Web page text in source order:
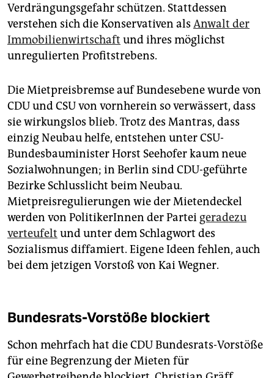
Verdrängungsgefahr schützen. Stattdessen
verstehen sich die Konservativen als Anwalt der
Immobilienwirtschaft und ihres möglichst
unregulierten Profitstrebens.
Die Mietpreisbremse auf Bundesebene wurde von
CDU und CSU von vornherein so verwässert, dass
sie wirkungslos blieb. Trotz des Mantras, dass
einzig Neubau helfe, entstehen unter CSU-
Bundesbauminister Horst Seehofer kaum neue
Sozialwohnungen; in Berlin sind CDU-geführte
Bezirke Schlusslicht beim Neubau.
Mietpreisregulierungen wie der Mietendeckel
werden von PolitikerInnen der Partei geradezu
verteufelt und unter dem Schlagwort des
Sozialismus diffamiert. Eigene Ideen fehlen, auch
bei dem jetzigen Vorstoß von Kai Wegner.
Bundesrats-Vorstöße blockiert
Schon mehrfach hat die CDU Bundesrats-Vorstöße
für eine Begrenzung der Mieten für